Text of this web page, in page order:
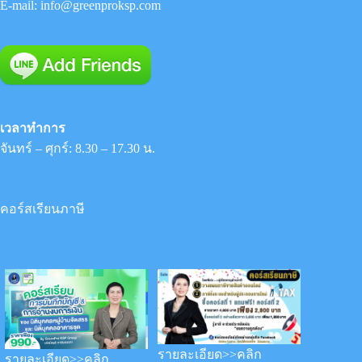
E-mail: info@greenproksp.com
เวลาทำการ
จันทร์ – ศุกร์: 8.30 – 17.30 น.
คอร์สเรียนภาษี
รายละเอียด>>คลิก